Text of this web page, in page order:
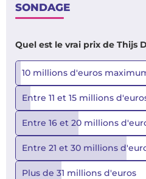
SONDAGE
Quel est le vrai prix de Thijs
10 millions d'euros
Entre 11 et 15 millions
Entre 16 et 20 millions
Entre 21 et 30 millions
Plus de 31 millions d'euros